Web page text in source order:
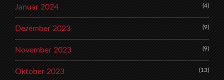
Januar 2024 (4)
Dezember 2023 (9)
November 2023 (9)
Oktober 2023 (13)